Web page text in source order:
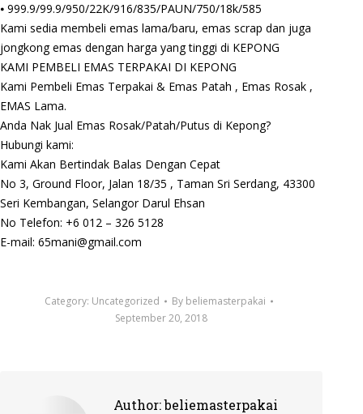
⦁ 999.9/99.9/950/22K/916/835/PAUN/750/18k/585
Kami sedia membeli emas lama/baru, emas scrap dan juga
jongkong emas dengan harga yang tinggi di KEPONG
KAMI PEMBELI EMAS TERPAKAI DI KEPONG
Kami Pembeli Emas Terpakai & Emas Patah , Emas Rosak ,
EMAS Lama.
Anda Nak Jual Emas Rosak/Patah/Putus di Kepong?
Hubungi kami:
Kami Akan Bertindak Balas Dengan Cepat
No 3, Ground Floor, Jalan 18/35 , Taman Sri Serdang, 43300
Seri Kembangan, Selangor Darul Ehsan
No Telefon: +6 012 – 326 5128
E-mail: 65mani@gmail.com
Category: Uncategorized By beliemasterpakai
September 20, 2018
Author:beliemasterpakai